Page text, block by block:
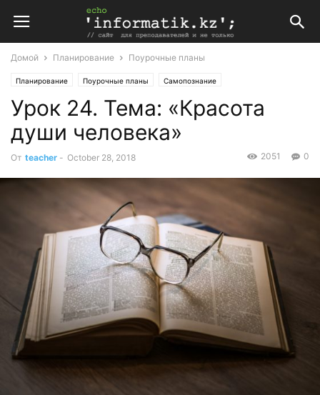
Домой Планирование Поурочные планы
Планирование Поурочные планы Самопознание
Поурочные планы по самопознанию 2 класс
Урок 24. Тема: «Красота
души человека»
От teacher - October 28, 2018 0
2051